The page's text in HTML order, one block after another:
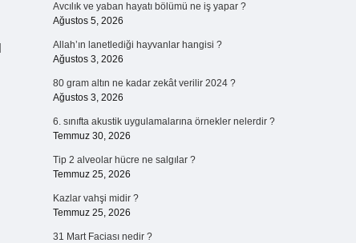
Avcılık ve yaban hayatı bölümü ne iş yapar ?
Ağustos 5, 2026
Allah’ın lanetlediği hayvanlar hangisi ?
Ağustos 3, 2026
80 gram altın ne kadar zekât verilir 2024 ?
Ağustos 3, 2026
6. sınıfta akustik uygulamalarına örnekler nelerdir ?
Temmuz 30, 2026
Tip 2 alveolar hücre ne salgılar ?
Temmuz 25, 2026
Kazlar vahşi midir ?
Temmuz 25, 2026
31 Mart Faciası nedir ?